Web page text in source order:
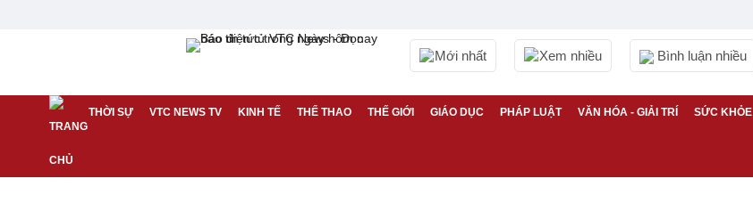
Mới nhất Xem nhiều Bình luận nhiều
THỜI SỰ VTC NEWS TV KINH TẾ THỂ THAO THẾ GIỚI GIÁO DỤC PHÁP LUẬT VĂN HÓA - GIẢI TRÍ SỨC KHỎE